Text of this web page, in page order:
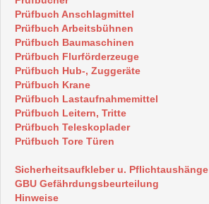
Prüfbuch Anschlagmittel
Prüfbuch Arbeitsbühnen
Prüfbuch Baumaschinen
Prüfbuch Flurförderzeuge
Prüfbuch Hub-, Zuggeräte
Prüfbuch Krane
Prüfbuch Lastaufnahmemittel
Prüfbuch Leitern, Tritte
Prüfbuch Teleskoplader
Prüfbuch Tore Türen
Sicherheitsaufkleber u. Pflichtaushänge
GBU Gefährdungsbeurteilung
Hinweise